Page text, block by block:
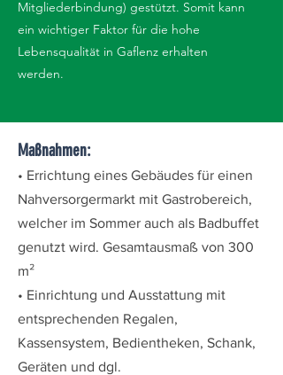
Mitgliederbindung) gestützt. Somit kann
ein wichtiger Faktor für die hohe
Lebensqualität in Gaflenz erhalten
werden.
Maßnahmen:
• Errichtung eines Gebäudes für einen
Nahversorgermarkt mit Gastrobereich,
welcher im Sommer auch als Badbuffet
genutzt wird. Gesamtausmaß von 300
m²
• Einrichtung und Ausstattung mit
entsprechenden Regalen,
Kassensystem, Bedientheken, Schank,
Geräten und dgl.